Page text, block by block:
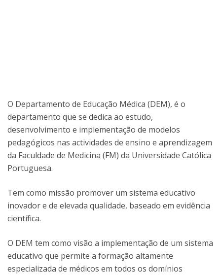
O Departamento de Educação Médica (DEM), é o
departamento que se dedica ao estudo,
desenvolvimento e implementação de modelos
pedagógicos nas actividades de ensino e aprendizagem
da Faculdade de Medicina (FM) da Universidade Católica
Portuguesa.
Tem como missão promover um sistema educativo
inovador e de elevada qualidade, baseado em evidência
científica.
O DEM tem como visão a implementação de um sistema
educativo que permite a formação altamente
especializada de médicos em todos os domínios